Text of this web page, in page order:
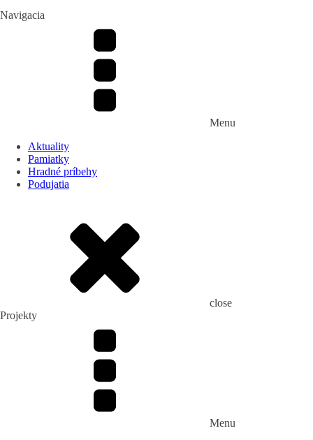
Navigacia
Menu
Aktuality
Pamiatky
Hradné príbehy
Podujatia
close
Projekty
Menu